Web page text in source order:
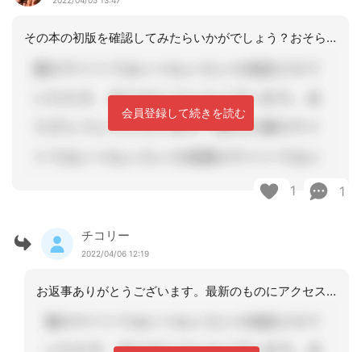
その本の初版を確認してみたらいかがでしょう？おそらく、ですが、平成１２年前後では
会員登録して続きを読む
1 1
チコリー
2022/04/06 12:19
お返事ありがとうございます。最新のものにアクセスしないとですよねー、前回の更新研